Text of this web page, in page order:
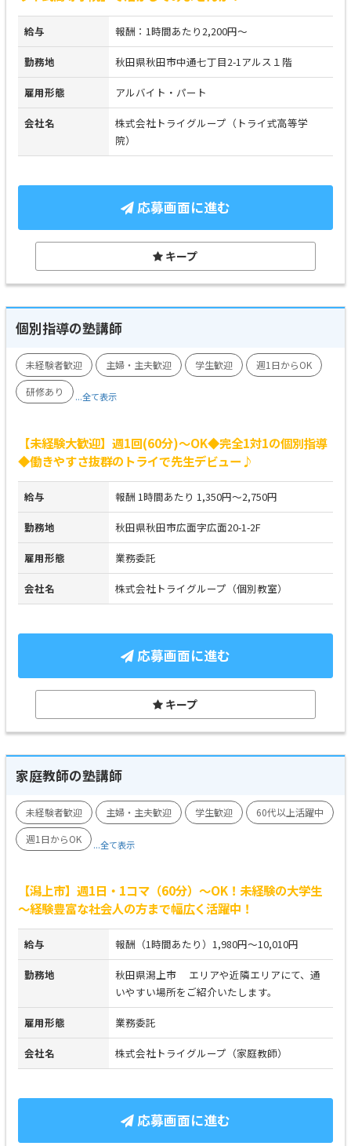
給与 報酬：1時間あたり2,200円～
勤務地 秋田県秋田市中通七丁目2-1アルス１階
雇用形態 アルバイト・パート
会社名
株式会社トライグループ（トライ式高等学
院）
応募画面に進む
キープ
個別指導の塾講師
未経験者歓迎 主婦・主夫歓迎 学生歓迎
週1日からOK
研修あり
...全て表示
【未経験大歓迎】週1回(60分)～OK◆完全1対1の個別指導
◆働きやすさ抜群のトライで先生デビュー♪
給与 報酬 1時間あたり 1,350円～2,750円
勤務地 秋田県秋田市広面字広面20-1-2F
雇用形態 業務委託
会社名 株式会社トライグループ（個別教室）
応募画面に進む
キープ
家庭教師の塾講師
未経験者歓迎 主婦・主夫歓迎 学生歓迎
60代以上活躍中
週1日からOK
...全て表示
【潟上市】週1日・1コマ（60分）～OK！未経験の大学生
～経験豊富な社会人の方まで幅広く活躍中！
給与 報酬（1時間あたり）1,980円～10,010円
勤務地
秋田県潟上市 エリアや近隣エリアにて、通
いやすい場所をご紹介いたします。
雇用形態 業務委託
会社名 株式会社トライグループ（家庭教師）
応募画面に進む